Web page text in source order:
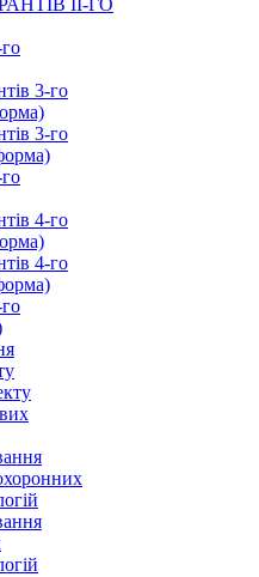
ІІ-ГО
3-го
3-го
4-го
4-го